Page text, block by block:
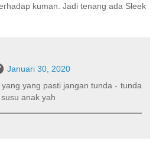
kuman. Jadi tenang ada Sleek
Januari 30, 2020
yang pasti jangan tunda - tunda
anak yah